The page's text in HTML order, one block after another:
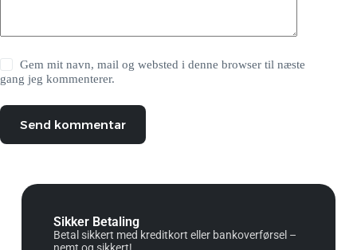
Gem mit navn, mail og websted i denne browser til næste
gang jeg kommenterer.
Send kommentar
Sikker Betaling
Betal sikkert med kreditkort eller bankoverførsel –